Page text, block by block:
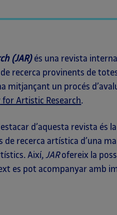
(JAR)és una revista
recerca provinents de
mitjançant un procés
for Artistic Research.
d’aquesta revista és
de recerca artística d’una
Així,JARofereix la
es pot acompanyar amb